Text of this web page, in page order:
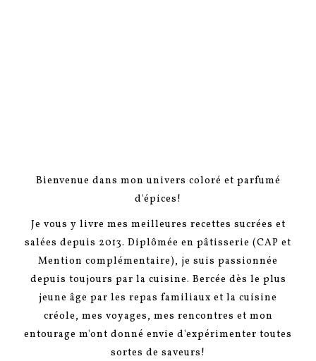
Bienvenue dans mon univers coloré et parfumé
d'épices!
Je vous y livre mes meilleures recettes sucrées et
salées depuis 2013. Diplômée en pâtisserie (CAP et
Mention complémentaire), je suis passionnée
depuis toujours par la cuisine. Bercée dès le plus
jeune âge par les repas familiaux et la cuisine
créole, mes voyages, mes rencontres et mon
entourage m'ont donné envie d'expérimenter toutes
sortes de saveurs!